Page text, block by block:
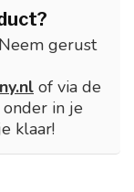
gerust
of via de
in je
klaar!